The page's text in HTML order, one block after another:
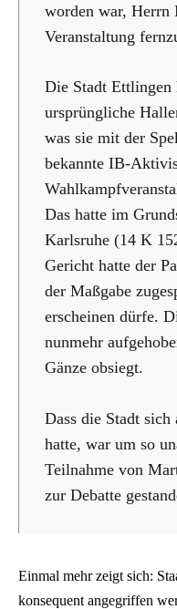
worden war, Herrn
Veranstaltung
Die Stadt Ettlingen
ursprüngliche
was sie mit der
bekannte IB-
Das hatte im
Karlsruhe (14 K
Gericht hatte der
der Maßgabe
erscheinen dürfe.
nunmehr
Gänze obsiegt.
Dass die Stadt
hatte, war um so
Teilnahme von
zur Debatte
Einmal mehr zeigt sich:
konsequent angegriffen